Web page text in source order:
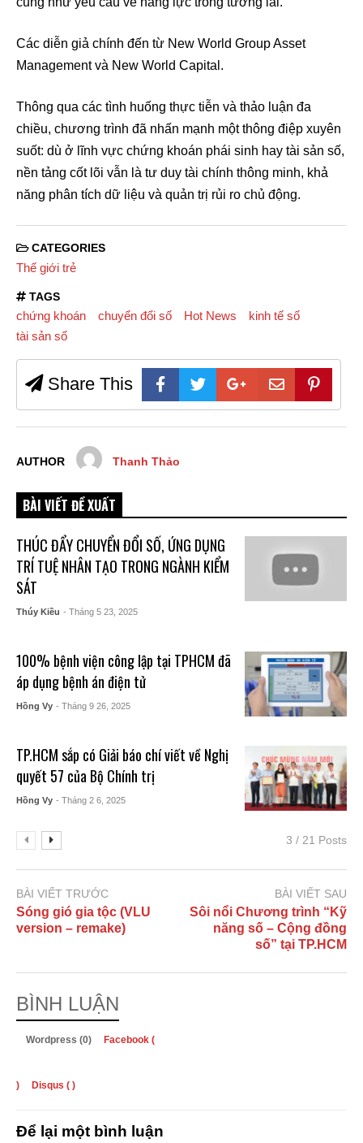
Các diễn giả chính đến từ New World Group Asset
Management và New World Capital.
Thông qua các tình huống thực tiễn và thảo luận đa
chiều, chương trình đã nhấn mạnh một thông điệp xuyên
suốt: dù ở lĩnh vực chứng khoán phái sinh hay tài sản số,
nền tảng cốt lõi vẫn là tư duy tài chính thông minh, khả
năng phân tích dữ liệu và quản trị rủi ro chủ động.
CATEGORIES
Thế giới trẻ
TAGS
chứng khoán chuyển đổi số Hot News
kinh tế số
tài sản số
Share This
AUTHOR Thanh Thảo
BÀI VIẾT ĐỀ XUẤT
THÚC ĐẨY CHUYỂN ĐỔI SỐ, ỨNG DỤNG
TRÍ TUỆ NHÂN TẠO TRONG NGÀNH KIỂM
SÁT
Thúy Kiều - Tháng 5 23, 2025
100% bệnh viện công lập tại TPHCM đã
áp dụng bệnh án điện tử
Hồng Vy - Tháng 9 26, 2025
TP.HCM sắp có Giải báo chí viết về Nghị
quyết 57 của Bộ Chính trị
Hồng Vy - Tháng 2 6, 2025
3 / 21 Posts
BÀI VIẾT TRƯỚC
Sóng gió gia tộc (VLU
version – remake)
BÀI VIẾT SAU
Sôi nổi Chương trình “Kỹ
năng số – Cộng đồng
số” tại TP.HCM
BÌNH LUẬN
Wordpress (0) Facebook (
) Disqus ( )
Để lại một bình luận